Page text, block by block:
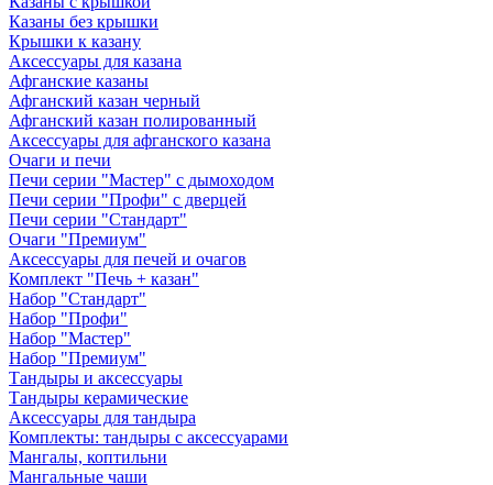
Казаны без крышки
Крышки к казану
Аксессуары для казана
Афганские казаны
Афганский казан черный
Афганский казан полированный
Аксессуары для афганского казана
Очаги и печи
Печи серии "Мастер" с дымоходом
Печи серии "Профи" с дверцей
Печи серии "Стандарт"
Очаги "Премиум"
Аксессуары для печей и очагов
Комплект "Печь + казан"
Набор "Стандарт"
Набор "Профи"
Набор "Мастер"
Набор "Премиум"
Тандыры и аксессуары
Тандыры керамические
Аксессуары для тандыра
Комплекты: тандыры с аксессуарами
Мангалы, коптильни
Мангальные чаши